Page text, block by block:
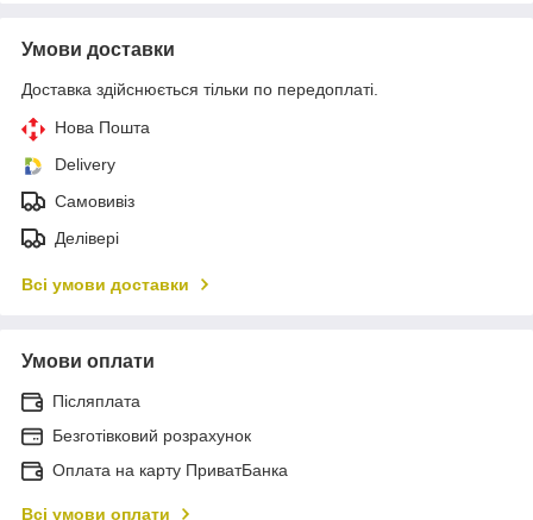
Умови доставки
Доставка здійснюється тільки по передоплаті.
Нова Пошта
Delivery
Самовивіз
Делівері
Всі умови доставки
Умови оплати
Післяплата
Безготівковий розрахунок
Оплата на карту ПриватБанка
Всі умови оплати